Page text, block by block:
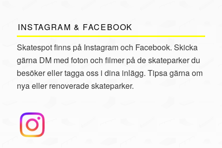
INSTAGRAM & FACEBOOK
Skatespot finns på Instagram och Facebook. Skicka
gärna DM med foton och filmer på de skateparker du
besöker eller tagga oss i dina inlägg. Tipsa gärna om
nya eller renoverade skateparker.